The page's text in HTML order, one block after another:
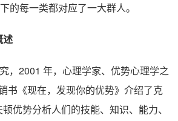
的每一类都对应了一大群人。
述
，2001 年，心理学家、优势心理学之
书《现在，发现你的优势》介绍了克
优势分析人们的技能、知识、能力、